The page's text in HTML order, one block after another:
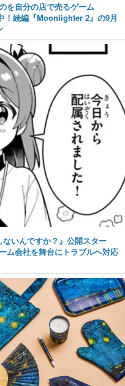
を自分の店で売るゲーム
！続編『Moonlighter 2』の9月
いんですか？』公開スター
ム会社を舞台にトラブルへ対応